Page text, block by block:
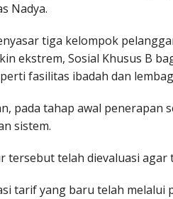
Nadya.
tiga kelompok
ekstrem, Sosial Khusus B
fasilitas ibadah dan
pada tahap awal penerapan
sistem.
tersebut telah dievaluasi agar
tarif yang baru telah melalui